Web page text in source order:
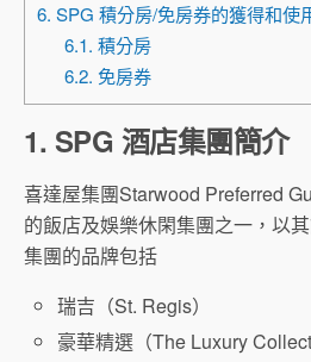
6. SPG 積分房/免房券的獲得和使
6.1. 積分房
6.2. 免房券
1. SPG 酒店集團簡介
喜達屋集團Starwood Preferred
的飯店及娛樂休閑集團之一，以
集團的品牌包括
瑞吉（St. Regis）
豪華精選（The Luxury